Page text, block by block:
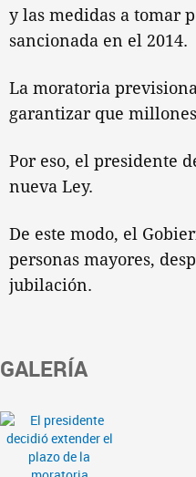
y las medidas a tomar
sancionada en el 2014.
La moratoria
garantizar que
Por eso, el presidente
nueva Ley.
De este modo, el
personas mayores,
jubilación.
GALERÍA